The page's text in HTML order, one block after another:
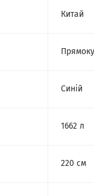
Китай
Синій
1662 л
220 см